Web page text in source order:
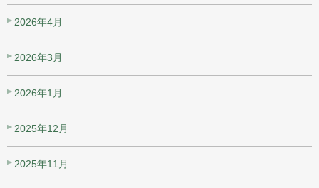
2026年4月
2026年3月
2026年1月
2025年12月
2025年11月